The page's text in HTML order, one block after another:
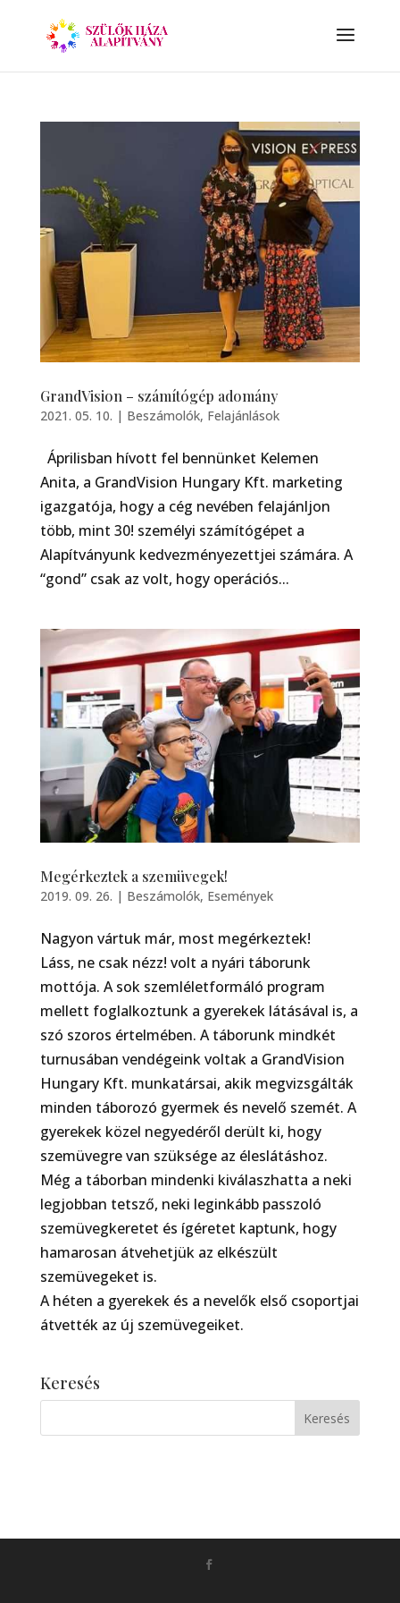
GrandVision – számítógép adomány
2021. 05. 10. | Beszámolók, Felajánlások
Áprilisban hívott fel bennünket Kelemen
Anita, a GrandVision Hungary Kft. marketing
igazgatója, hogy a cég nevében felajánljon
több, mint 30! személyi számítógépet a
Alapítványunk kedvezményezettjei számára. A
“gond” csak az volt, hogy operációs...
Megérkeztek a szemüvegek!
2019. 09. 26. | Beszámolók, Események
Nagyon vártuk már, most megérkeztek!
Láss, ne csak nézz! volt a nyári táborunk
mottója. A sok szemléletformáló program
mellett foglalkoztunk a gyerekek látásával is, a
szó szoros értelmében. A táborunk mindkét
turnusában vendégeink voltak a GrandVision
Hungary Kft. munkatársai, akik megvizsgálták
minden táborozó gyermek és nevelő szemét. A
gyerekek közel negyedéről derült ki, hogy
szemüvegre van szüksége az éleslátáshoz.
Még a táborban mindenki kiválaszhatta a neki
legjobban tetsző, neki leginkább passzoló
szemüvegkeretet és ígéretet kaptunk, hogy
hamarosan átvehetjük az elkészült
szemüvegeket is.
A héten a gyerekek és a nevelők első csoportjai
átvették az új szemüvegeiket.
Keresés